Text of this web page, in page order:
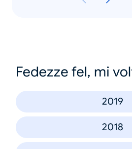
Fedezze fel, mi
2019
2018